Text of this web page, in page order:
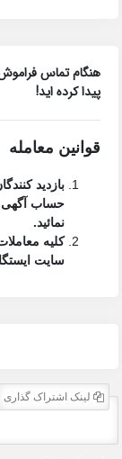
هنگام تماس
پیدا کرده اید!
قوانین معامله
بازدید
حساب آگهی
نمائید.
کلیه
سایت
لینک اشتراک گذاری